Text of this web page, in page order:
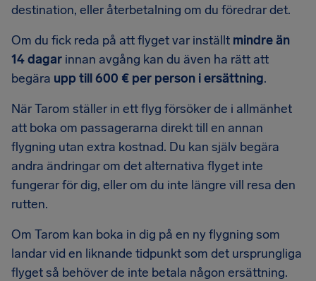
destination, eller återbetalning om du föredrar det.
Om du fick reda på att flyget var inställt mindre än
14 dagar innan avgång kan du även ha rätt att
begära upp till 600 € per person i ersättning.
När Tarom ställer in ett flyg försöker de i allmänhet
att boka om passagerarna direkt till en annan
flygning utan extra kostnad. Du kan själv begära
andra ändringar om det alternativa flyget inte
fungerar för dig, eller om du inte längre vill resa den
rutten.
Om Tarom kan boka in dig på en ny flygning som
landar vid en liknande tidpunkt som det ursprungliga
flyget så behöver de inte betala någon ersättning.